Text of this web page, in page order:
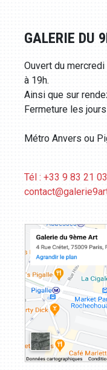
GALERIE DU
Ouvert du
à 19h.
Ainsi que sur
Fermeture les
Métro Anvers ou
Tél : +33 9 83 21